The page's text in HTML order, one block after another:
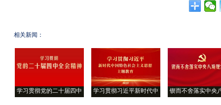
相关新闻：
学习贯彻党的二十届四中 学习贯彻习近平新时代中 锲而不舍落实中央